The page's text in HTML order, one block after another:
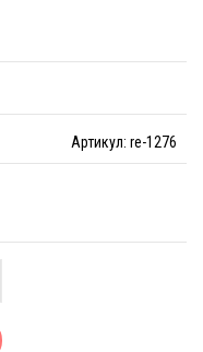
Артикул: re-1276